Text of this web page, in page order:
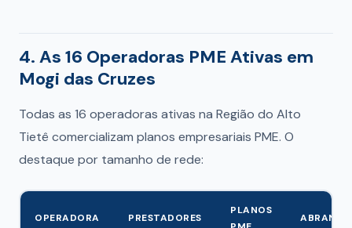
4. As 16 Operadoras PME Ativas em
Mogi das Cruzes
Todas as 16 operadoras ativas na Região do Alto
Tietê comercializam planos empresariais PME. O
destaque por tamanho de rede:
OPERADORA PRESTADORES
PLANOS